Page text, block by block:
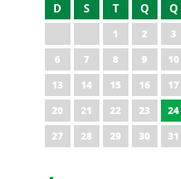
D S T Q Q
1 2 3
6
7 8 9 10
13
14 15 16 17
20
21 22 23 24
27
28 29 30 31